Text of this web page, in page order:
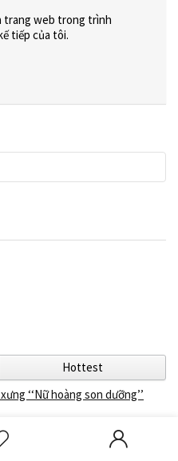
trang web trong trình
tiếp của tôi.
Hottest
‘‘Nữ hoàng son dưỡng’’
môi